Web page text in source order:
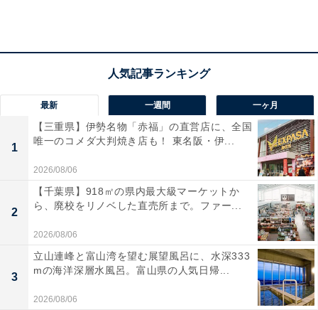
た。これは、「スーパー耐性菌」「悪夢の耐性菌」とも
言われ、今村氏は解説をしている。
「腸内細菌科細菌」とは
今村氏によると「腸内細菌科細菌」とは、我々の腸内に
いる「腸内細菌」とも重複する部分もあるが、違う範疇
に分けられるものだという。腸内細菌は、ヒトの消化管
に共存している微生物の集団。一方、腸内細菌科細菌
は、グラム陰性桿菌であることなど条件があるもの。大
腸菌や肺炎桿菌が腸内細菌科細菌で、腸内細菌全体の
1％も満たない。
最新 一週間 一ヶ月
1
【三重県】伊勢名物「赤福」の直営店に、全国
唯一のコメダ大判焼き店も！ 東名阪・伊...
2026/08/06
2
【千葉県】918㎡の県内最大級マーケットか
ら、廃校をリノベした直売所まで。ファー...
2026/08/06
3
立山連峰と富山湾を望む展望風呂に、水深333
mの海洋深層水風呂。富山県の人気日帰...
2026/08/06